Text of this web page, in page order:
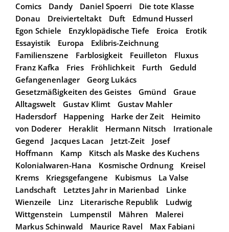
Comics
Dandy Daniel Spoerri
Die tote Klasse
Donau
Dreivierteltakt Duft
Edmund Husserl
Egon Schiele
Enzyklopädische Tiefe Eroica
Erotik
Essayistik
Europa
Exlibris-Zeichnung
Familienszene
Farblosigkeit Feuilleton
Fluxus
Franz Kafka
Fries Fröhlichkeit Furth
Geduld
Gefangenenlager
Georg Lukács
Gesetzmäßigkeiten des Geistes
Gmünd
Graue
Alltagswelt
Gustav Klimt
Gustav Mahler
Hadersdorf
Happening Harke der Zeit
Heimito
von Doderer
Heraklit Hermann Nitsch
Irrationale
Gegend
Jacques Lacan Jetzt-Zeit
Josef
Hoffmann
Kamp
Kitsch als Maske des Kuchens
Kolonialwaren-Hana
Kosmische Ordnung
Kreisel
Krems
Kriegsgefangene Kubismus
La Valse
Landschaft
Letztes Jahr in Marienbad
Linke
Wienzeile
Linz Literarische Republik
Ludwig
Wittgenstein
Lumpenstil Mähren
Malerei
Markus Schinwald
Maurice Ravel
Max Fabiani